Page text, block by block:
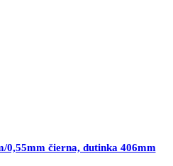
0,55mm čierna, dutinka 406mm